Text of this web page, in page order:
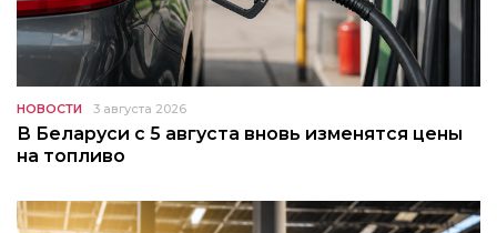
НОВОСТИ 3 августа 2026
В Беларуси с 5 августа вновь изменятся цены
на топливо